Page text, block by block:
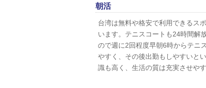
朝活
台湾は無料や格安で利用できるス
います。テニスコートも24時間解
ので週に2回程度早朝6時からテニ
やすく、その後出勤もしやすいと
識も高く、生活の質は充実させや